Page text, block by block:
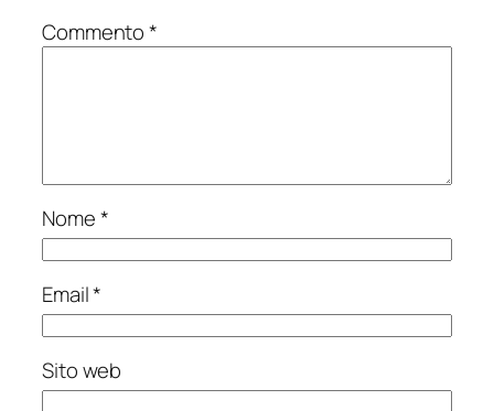
Commento*
Nome*
Email*
Sito web